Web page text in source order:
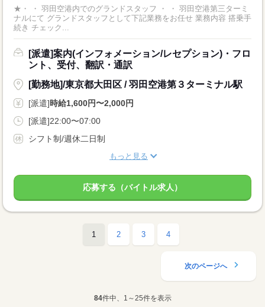
★・ ・ 羽田空港内でのグランドスタッフ ・ ・ 羽田空港第三ターミ
ナルにて グランドスタッフとして下記業務をお任せ 業務内容 搭乗手
続き チェック...
[派遣]案内(インフォメーション/レセプション)・フロ
ント、受付、翻訳・通訳
[勤務地]/東京都大田区 / 羽田空港第３ターミナル駅
[派遣]時給1,600円〜2,000円
[派遣]22:00〜07:00
シフト制/週休二日制
もっと見る
応募する（バイトル求人）
1 2 3 4
次のページへ
84件中、1～25件を表示